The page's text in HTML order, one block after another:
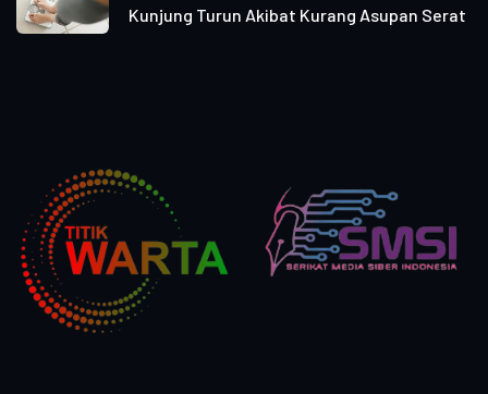
Kunjung Turun Akibat Kurang Asupan Serat